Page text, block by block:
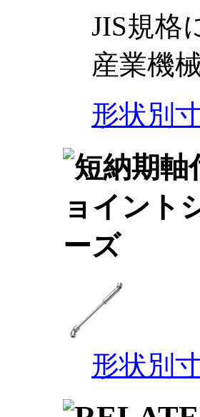
JIS規格
産業機
形状別
形状別